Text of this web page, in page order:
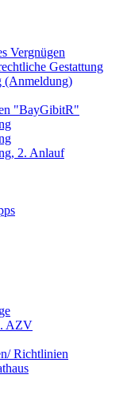
Vergnügen
Gestattung
(Anmeldung)
"BayGibitR"
2. Anlauf
AZV
Richtlinien